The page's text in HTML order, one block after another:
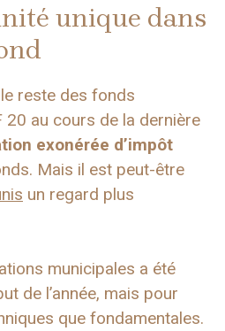
unique dans
le reste des fonds
20 au cours de la dernière
exonérée d’impôt
Mais il est peut-être
un regard plus
municipales a été
de l’année, mais pour
que fondamentales.